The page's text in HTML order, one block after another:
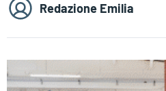
Redazione Emilia